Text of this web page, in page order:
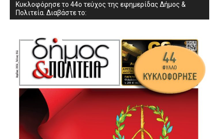
Κυκλοφόρησε το 44ο τεύχος της εφημερίδας Δήμος &
Πολιτεία. Διαβάστε το: